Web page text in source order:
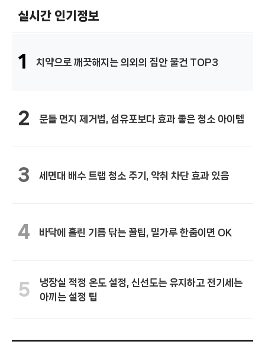
실시간 인기정보
1 치약으로 깨끗해지는 의외의 집안 물건 TOP3
2 문틀 먼지 제거법, 섬유포보다 효과 좋은 청소 아이템
3 세면대 배수 트랩 청소 주기, 악취 차단 효과 있음
4 바닥에 흘린 기름 닦는 꿀팁, 밀가루 한줌이면 OK
5
냉장실 적정 온도 설정, 신선도는 유지하고 전기세는
아끼는 설정 팁